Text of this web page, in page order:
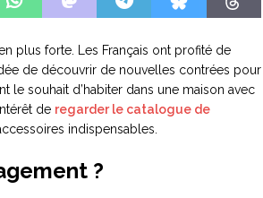
plus forte. Les Français ont profité de
de découvrir de nouvelles contrées pour
le souhait d’habiter dans une maison avec
de regarder le catalogue de
indispensables.
?